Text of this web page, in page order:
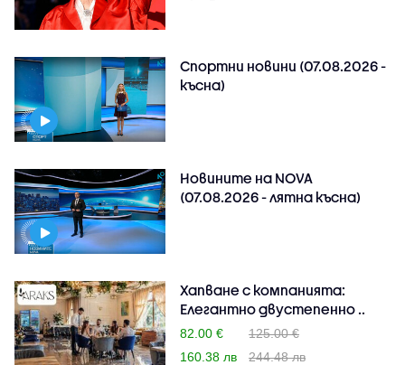
Спортни новини (07.08.2026 -
късна)
Новините на NOVA
(07.08.2026 - лятна късна)
Хапване с компанията:
Елегантно двустепенно ..
82.00 €
125.00 €
160.38 лв
244.48 лв